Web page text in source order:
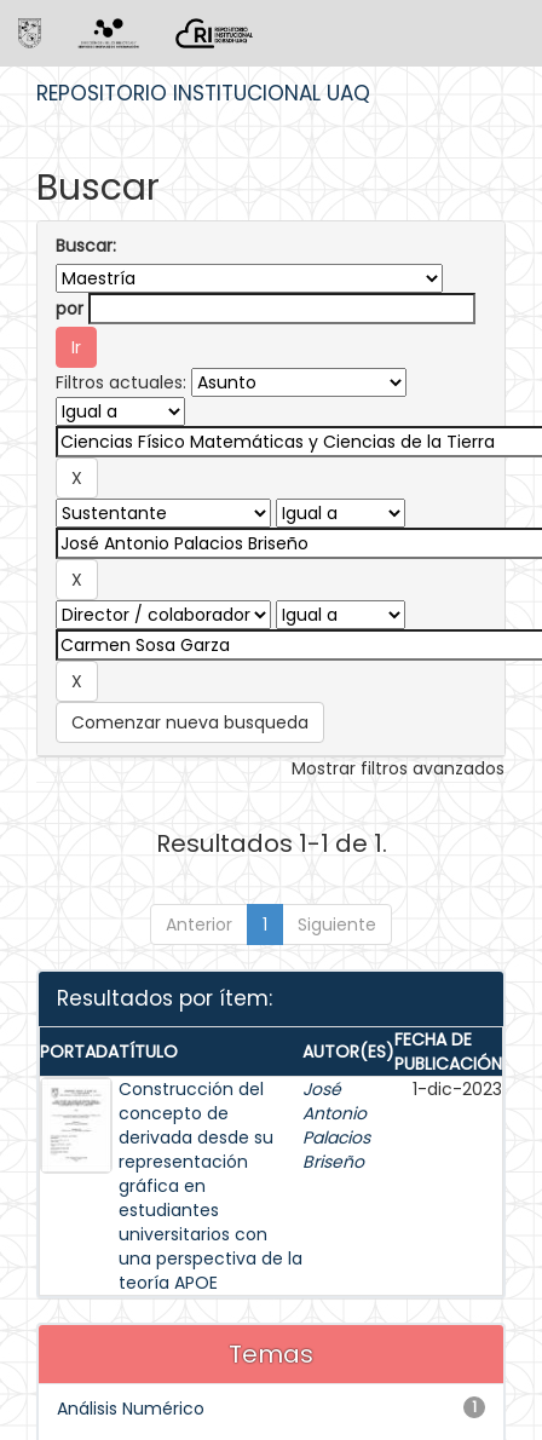
REPOSITORIO INSTITUCIONAL UAQ
Buscar
Buscar:
por
Filtros actuales:
Comenzar nueva busqueda
Mostrar filtros avanzados
Resultados 1-1 de 1.
Anterior 1 Siguiente
Resultados por ítem:
PORTADATÍTULO AUTOR(ES)FECHA DE
PUBLICACIÓN
Construcción del
concepto de
derivada desde su
representación
gráfica en
estudiantes
universitarios con
una perspectiva de la
teoría APOE
José
Antonio
Palacios
Briseño
1-dic-2023
Temas
1
Análisis Numérico